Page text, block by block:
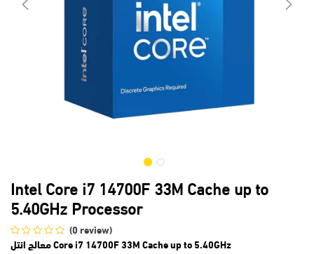
Intel Core i7 14700F 33M Cache up to
5.40GHz Processor
(0 review)
معالج انتل Core i7 14700F 33M Cache up to 5.40GHz